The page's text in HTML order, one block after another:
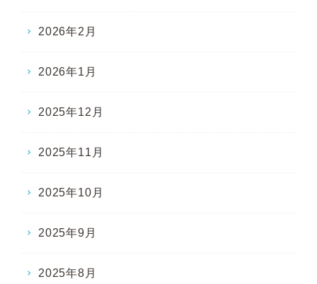
2026年2月
2026年1月
2025年12月
2025年11月
2025年10月
2025年9月
2025年8月